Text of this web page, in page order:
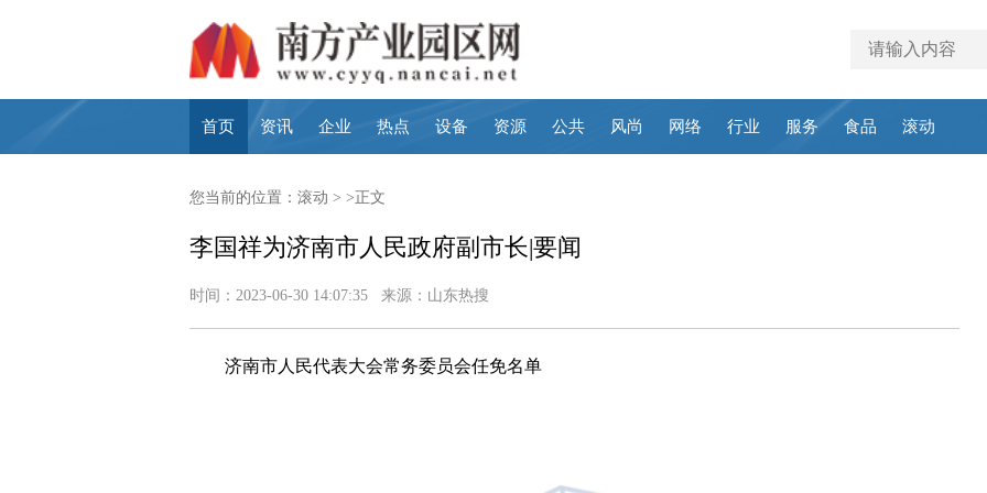
首页 资讯 企业 热点 设备 资源 公共 风尚 网络 行业 服务 食品 滚动
您当前的位置： 滚动 > >正文
李国祥为济南市人民政府副市长|要闻
时间：2023-06-30 14:07:35 来源：山东热搜
济南市人民代表大会常务委员会任免名单